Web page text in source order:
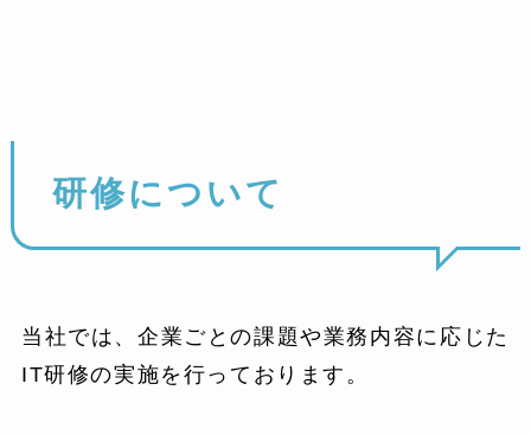
研修について
当社では、企業ごとの課題や業務内容に応じた
IT研修の実施を行っております。